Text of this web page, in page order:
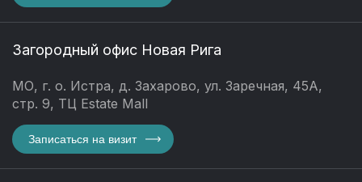
Загородный офис Новая Рига
МО, г. о. Истра, д. Захарово, ул. Заречная, 45А,
стр. 9, ТЦ Estate Mall
Записаться на визит